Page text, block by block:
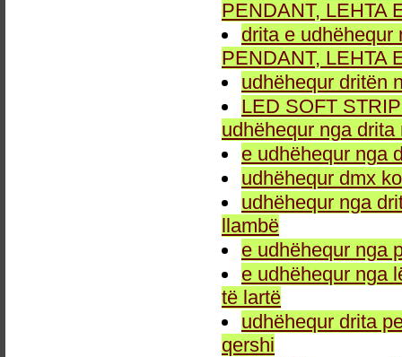
PENDANT, LEHTA
drita e udhëhequr
PENDANT, LEHTA
udhëhequr dritën
LED SOFT
udhëhequr nga
e udhëhequr nga
udhëhequr dmx
udhëhequr nga
llambë
e udhëhequr nga
e udhëhequr nga
të lartë
udhëhequr drita
qershi